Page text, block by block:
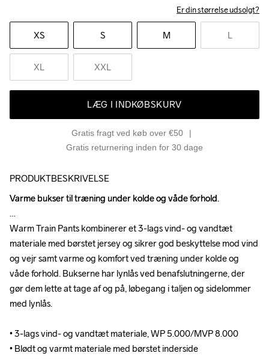
Er din størrelse udsolgt?
XS S M L
XL XXL
LÆG I INDKØBSKURV
Gratis fragt ved køb over €50
Gratis returnering inden for 30 dage
PRODUKTBESKRIVELSE
Varme bukser til træning under kolde og våde forhold.
Warm Train Pants kombinerer et 3-lags vind- og vandtæt
materiale med børstet jersey og sikrer god beskyttelse mod vind
og vejr samt varme og komfort ved træning under kolde og
våde forhold. Bukserne har lynlås ved benafslutningerne, der
gør dem lette at tage af og på, løbegang i taljen og sidelommer
med lynlås.
• 3-lags vind- og vandtæt materiale, WP 5.000/MVP 8.000
• Blødt og varmt materiale med børstet inderside
Varme bukser til træning under kolde og våde forhold.
Warm Train Pants kombinerer et 3-lags vind- og vandtæt
materiale med børstet jersey og sikrer god beskyttelse mod vind
og vejr samt varme og komfort ved træning under kolde og
våde forhold. Bukserne har lynlås ved benafslutningerne, der
gør dem lette at tage af og på, løbegang i taljen og sidelommer
med lynlås.
• 3-lags vind- og vandtæt materiale, WP 5.000/MVP 8.000
• Blødt og varmt materiale med børstet inderside